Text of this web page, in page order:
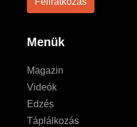
Menük
Magazin
Videók
Edzés
Táplálkozás